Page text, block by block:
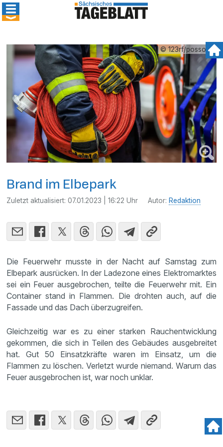
© 123rf/possohh
Brand im Elbepark
Zuletzt aktualisiert:07.01.2023 | 16:22 Uhr Autor: Redaktion
Die Feuerwehr musste in der Nacht auf Samstag zum
Elbepark ausrücken. In der Ladezone eines Elektromarktes
sei ein Feuer ausgebrochen, teilte die Feuerwehr mit. Ein
Container stand in Flammen. Die drohten auch, auf die
Fassade und das Dach überzugreifen.
Gleichzeitig war es zu einer starken Rauchentwicklung
gekommen, die sich in Teilen des Gebäudes ausgebreitet
hat. Gut 50 Einsatzkräfte waren im Einsatz, um die
Flammen zu löschen. Verletzt wurde niemand. Warum das
Feuer ausgebrochen ist, war noch unklar.